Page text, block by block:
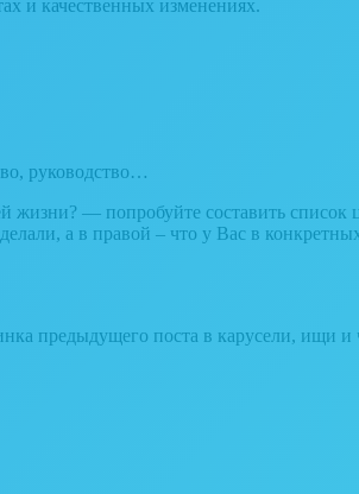
и качественных изменениях.
руководство…
жизни? — попробуйте составить список
а в правой – что у Вас в
предыдущего поста в карусели, ищи и